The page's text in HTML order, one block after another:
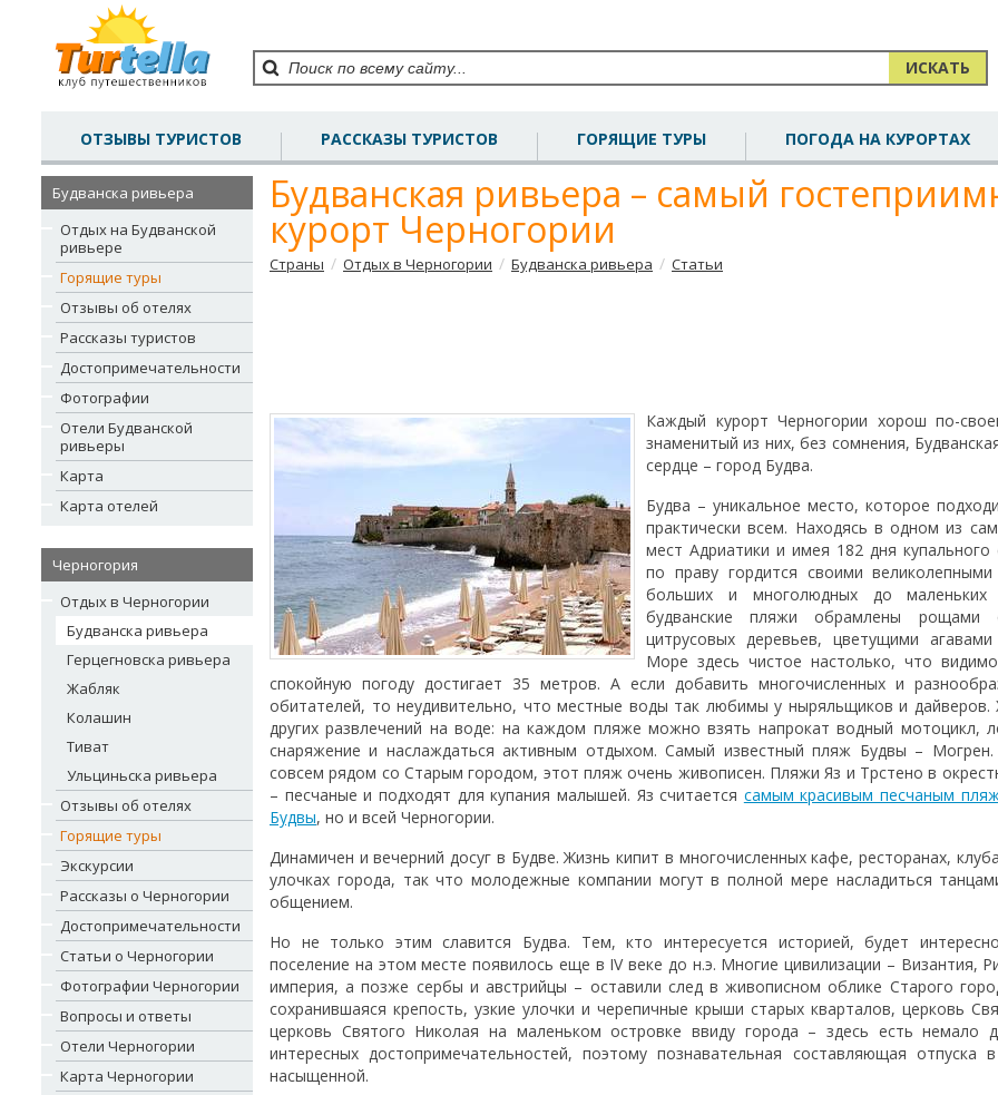
ИСКАТЬ
ОТЗЫВЫ ТУРИСТОВ РАССКАЗЫ ТУРИСТОВ ГОРЯЩИЕ ТУРЫ ПОГОДА НА КУРОРТАХ
Будванска ривьера
Отдых на Будванской
ривьере
Горящие туры
Отзывы об отелях
Рассказы туристов
Достопримечательности
Фотографии
Отели Будванской
ривьеры
Карта
Карта отелей
Черногория
Отдых в Черногории
Будванска ривьера
Герцегновска ривьера
Жабляк
Колашин
Тиват
Ульциньска ривьера
Отзывы об отелях
Горящие туры
Экскурсии
Рассказы о Черногории
Достопримечательности
Статьи о Черногории
Фотографии Черногории
Вопросы и ответы
Отели Черногории
Карта Черногории
Будванская ривьера – самый
курорт Черногории
Страны / Отдых в Черногории / Будванска ривьера / Статьи
Каждый курорт Черногории хорош по-
знаменитый из них, без сомнения,
сердце – город Будва.
Будва – уникальное место, которое
практически всем. Находясь в одном из
мест Адриатики и имея 182 дня купального
по праву гордится своими
больших и многолюдных до маленьких
будванские пляжи обрамлены рощами
цитрусовых деревьев, цветущими
Море здесь чистое настолько, что
спокойную погоду достигает 35 метров. А если добавить многочисленных и
обитателей, то неудивительно, что местные воды так любимы у ныряльщиков и дайверов.
других развлечений на воде: на каждом пляже можно взять напрокат водный мотоцикл,
снаряжение и наслаждаться активным отдыхом. Самый известный пляж Будвы – Могрен.
совсем рядом со Старым городом, этот пляж очень живописен. Пляжи Яз и Трстено в
– песчаные и подходят для купания малышей. Яз считается самым красивым песчаным
Будвы, но и всей Черногории.
Динамичен и вечерний досуг в Будве. Жизнь кипит в многочисленных кафе, ресторанах,
улочках города, так что молодежные компании могут в полной мере насладиться
общением.
Но не только этим славится Будва. Тем, кто интересуется историей, будет
поселение на этом месте появилось еще в IV веке до н.э. Многие цивилизации – Византия,
империя, а позже сербы и австрийцы – оставили след в живописном облике Старого
сохранившаяся крепость, узкие улочки и черепичные крыши старых кварталов, церковь
церковь Святого Николая на маленьком островке ввиду города – здесь есть немало
интересных достопримечательностей, поэтому познавательная составляющая отпуска
насыщенной.